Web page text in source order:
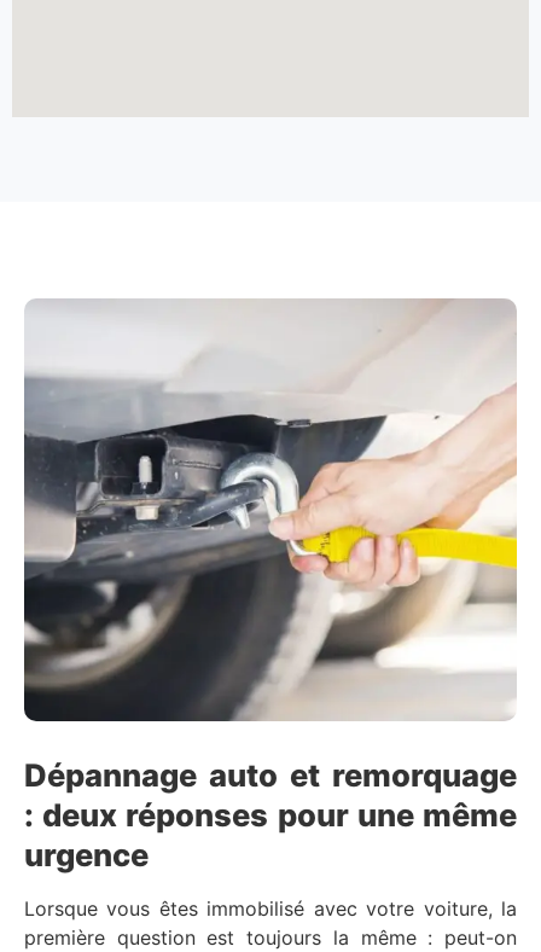
Dépannage auto et remorquage
: deux réponses pour une même
urgence
Lorsque vous êtes immobilisé avec votre voiture, la
première question est toujours la même : peut-on